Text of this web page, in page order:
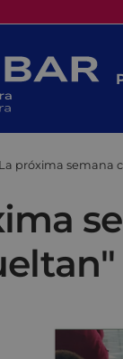
La próxima semana